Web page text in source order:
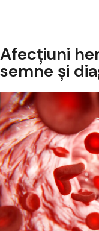
Afecțiuni
semne și